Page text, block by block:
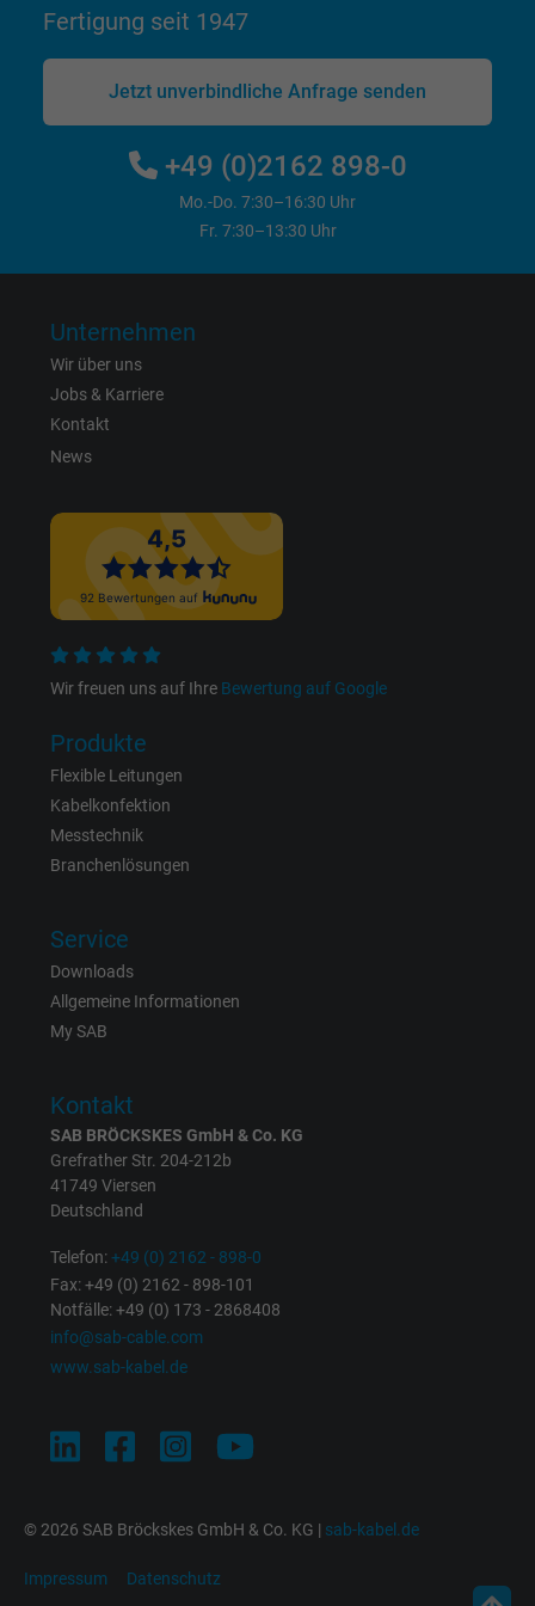
Anzeigenausrichtung und
datr, Facebook Pixel
1 Jahr
Anzeigenausrichtung und
Name
Laufzeit
Cookie von Facebook für Website-Analyse,
Anzeigenausrichtung und
Name m_pixel_ration, Facebook Pixel
Anbieter Facebook Ireland Ltd.
Laufzeit
Zweck
Cookie von Facebook für Website-Analyse,
Anbieter
Laufzeit 1 Jahr
Name presence, Facebook Pixel
Anbieter
Laufzeit 1 Jahr
Zweck
Anzeigenausrichtung und
Name sb, Facebook Pixel
Laufzeit 1 Jahr
Cookie von Facebook für Website-Analyse,
Fertigung seit 1947
Jetzt unverbindliche Anfrage senden
+49 (0)2162 898-0
Mo.-Do. 7:30–16:30 Uhr
Fr. 7:30–13:30 Uhr
Unternehmen
Wir über uns
Jobs & Karriere
Kontakt
News
Wir freuen uns auf Ihre Bewertung auf Google
Produkte
Flexible Leitungen
Kabelkonfektion
Messtechnik
Branchenlösungen
Service
Downloads
Allgemeine Informationen
My SAB
Kontakt
SAB BRÖCKSKES GmbH & Co. KG
Grefrather Str. 204-212b
41749 Viersen
Deutschland
Telefon:+49 (0) 2162 - 898-0
Fax: +49 (0) 2162 - 898-101
Notfälle: +49 (0) 173 - 2868408
info@sab-cable.com
www.sab-kabel.de
© 2026 SAB Bröckskes GmbH & Co. KG | sab-kabel.de
Impressum Datenschutz